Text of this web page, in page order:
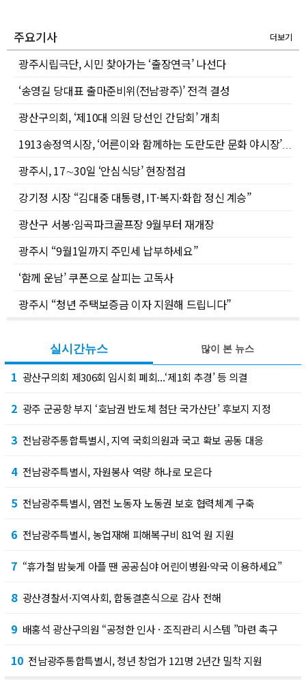
주요기사 더보기
광주시립극단, 시민 찾아가는 ‘출장연극’ 나선다
‘송영길 당대표 출마준비위(전남광주)’ 전격 결성
광산구의회, ‘제10대 의원 당선인 간담회’ 개최
1913송정역시장, ‘어른이와 함께하는 도란도란 문화 야시장’으로 여름밤 활력 더한다
광주시, 17∼30일 ‘안심식당’ 현장점검
강기정 시장 “김대중 대통령, IT·복지·화합 정신 계승”
광산구 서봉·임곡파크골프장 9월부터 재개장
광주시 “9월1일까지 주민세 납부하세요”
‘함께 운남’ 쿠폰으로 살피는 고독사
광주시 “청년 주택보증금 이자 지원해 드립니다”
실시간뉴스
1 광산구의회 제306회 임시회 폐회...‘제1회 추경’ 등 의결
2 광주 군공항 부지 ‘호남권 반도체 첨단 국가산단’ 후보지 지정
3 전남광주통합특별시, 지역 국회의원과 국고 확보 공동 대응
4 전남광주특별시, 자원봉사 역량 하나로 모은다
5 전남광주특별시, 염전 노동자 노동권 보호 협력체계 구축
6 전남광주특별시, 농업재해 피해복구비 81억 원 지원
7 “휴가철 밤늦게 아플 땐 공공심야 어린이병원·약국 이용하세요”
8 광산경찰서·지역사회, 합동결혼식으로 감사 전해
9 배홍석 광산구의원 “공정한 인사 · 조직관리 시스템 ”마련 촉구
10 전남광주통합특별시, 청년 창업가 121명 2년간 밀착 지원
많이 본 뉴스